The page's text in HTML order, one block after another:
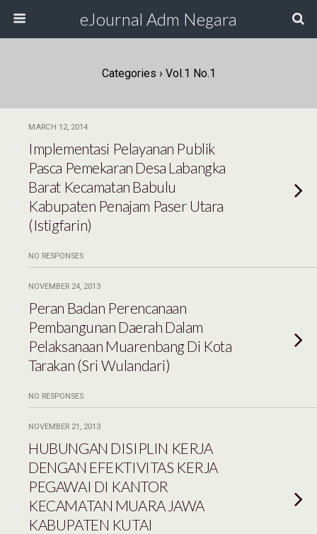
eJournal Adm Negara
Categories › Vol.1 No.1
MARCH 12, 2014
Implementasi Pelayanan Publik
Pasca Pemekaran Desa Labangka
Barat Kecamatan Babulu
Kabupaten Penajam Paser Utara
(Istigfarin)
NO RESPONSES
NOVEMBER 24, 2013
Peran Badan Perencanaan
Pembangunan Daerah Dalam
Pelaksanaan Muarenbang Di Kota
Tarakan (Sri Wulandari)
NO RESPONSES
NOVEMBER 21, 2013
HUBUNGAN DISIPLIN KERJA
DENGAN EFEKTIVITAS KERJA
PEGAWAI DI KANTOR
KECAMATAN MUARA JAWA
KABUPATEN KUTAI